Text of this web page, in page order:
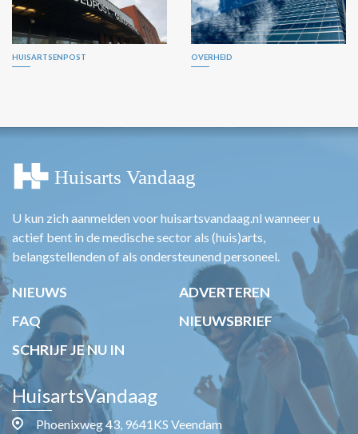
HUISARTSENPOST OVERHEID
U kun zich aanmelden voor huisartsvandaag.nl wanneer u
actief bent in de medische sector als (huis)arts,
belangstellenden of als ondersteunend personeel.
NIEUWS
ADVERTEREN
FAQ
NIEUWSBRIEF
SCHRIJF JE NU IN
HuisartsVandaag
Phoenixweg 43, 9641KS Veendam